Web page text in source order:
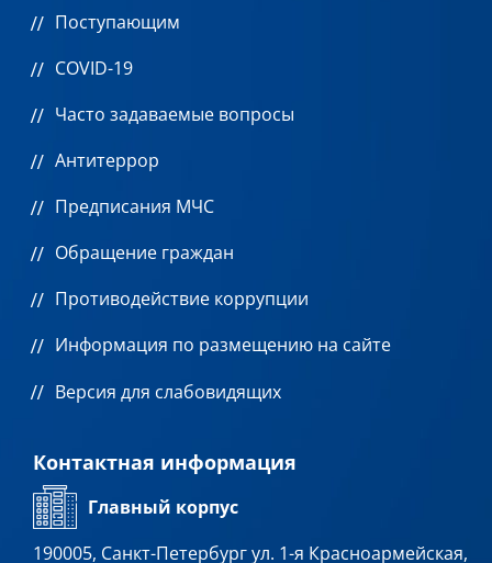
Поступающим
COVID-19
Часто задаваемые вопросы
Антитеррор
Предписания МЧС
Обращение граждан
Противодействие коррупции
Информация по размещению на сайте
Версия для слабовидящих
Контактная информация
Главный корпус
190005, Санкт-Петербург ул. 1-я Красноармейская,